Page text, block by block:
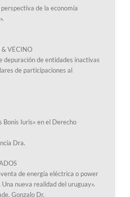
de la economía
& VECINO
depuración de entidades inactivas
de participaciones al
Bonis Iuris» en el Derecho
Dra.
de energía eléctrica o power
nueva realidad del uruguay».
Gonzalo Dr.